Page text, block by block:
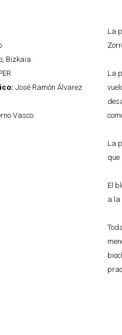
Bizkaia.
José Ramón Álvarez
Vasco
La
La
La
que
El
a la